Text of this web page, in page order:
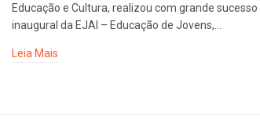
Educação e Cultura, realizou com grande sucesso
inaugural da EJAI – Educação de Jovens,…
Leia Mais